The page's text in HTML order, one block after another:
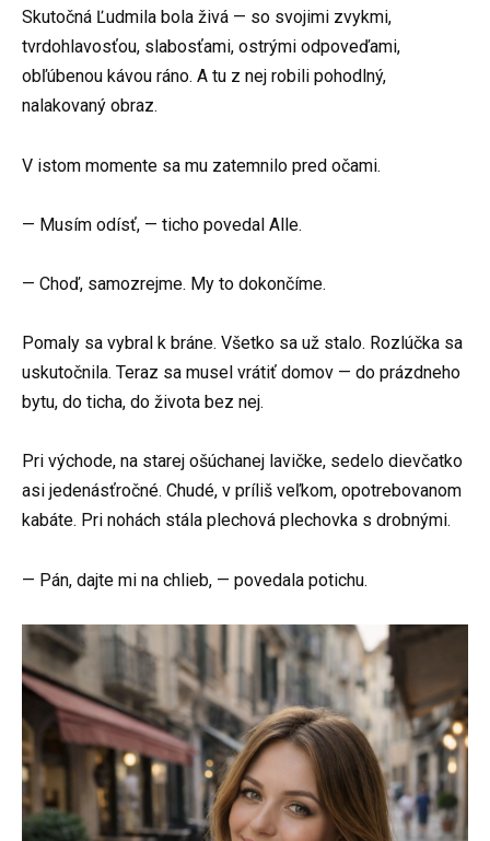
Skutočná Ľudmila bola živá — so svojimi zvykmi,
tvrdohlavosťou, slabosťami, ostrými odpoveďami,
obľúbenou kávou ráno. A tu z nej robili pohodlný,
nalakovaný obraz.
V istom momente sa mu zatemnilo pred očami.
— Musím odísť, — ticho povedal Alle.
— Choď, samozrejme. My to dokončíme.
Pomaly sa vybral k bráne. Všetko sa už stalo. Rozlúčka sa
uskutočnila. Teraz sa musel vrátiť domov — do prázdneho
bytu, do ticha, do života bez nej.
Pri východe, na starej ošúchanej lavičke, sedelo dievčatko
asi jedenásťročné. Chudé, v príliš veľkom, opotrebovanom
kabáte. Pri nohách stála plechová plechovka s drobnými.
— Pán, dajte mi na chlieb, — povedala potichu.